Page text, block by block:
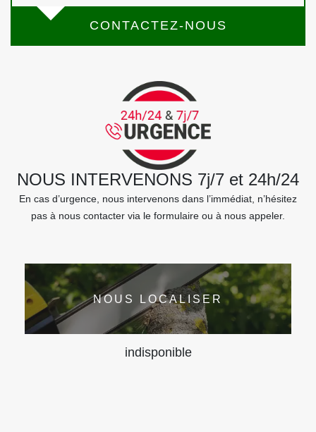
CONTACTEZ-NOUS
NOUS INTERVENONS 7j/7 et 24h/24
En cas d’urgence, nous intervenons dans l’immédiat, n’hésitez
pas à nous contacter via le formulaire ou à nous appeler.
NOUS LOCALISER
indisponible